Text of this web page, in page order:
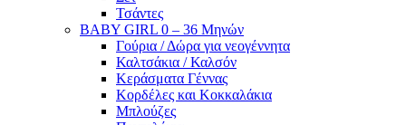
Τσάντες
BABY GIRL 0 – 36 Μηνών
Γούρια / Δώρα για νεογέννητα
Καλτσάκια / Καλσόν
Κεράσματα Γέννας
Κορδέλες και Κοκκαλάκια
Μπλούζες